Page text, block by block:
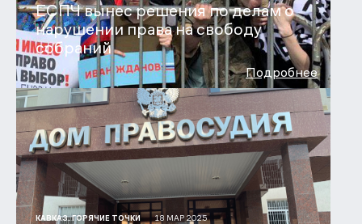
ЕСПЧ вынес решения по делам о
нарушении права на свободу
собраний
Подробнее
КАВКАЗ. ГОРЯЧИЕ ТОЧКИ 18 МАР 2025